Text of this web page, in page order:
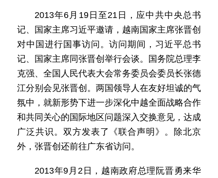
2013年6月19日至21日，应中共中央总书
记、国家主席习近平邀请，越南国家主席张晋创
对中国进行国事访问。访问期间，习近平总书
记、国家主席同张晋创举行会谈。国务院总理李
克强、全国人民代表大会常务委员会委员长张德
江分别会见张晋创。两国领导人在友好坦诚的气
氛中，就新形势下进一步深化中越全面战略合作
和共同关心的国际地区问题深入交换意见，达成
广泛共识。双方发表了《联合声明》。除北京
外，张晋创还前往广东省访问。
2013年9月2日，越南政府总理阮晋勇来华